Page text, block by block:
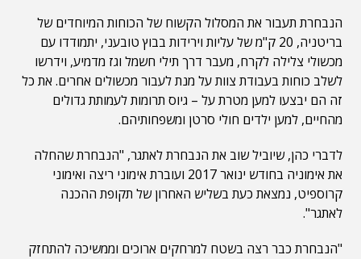
הנבחרת תעבור את המסלול הקשוח של הכוחות המיוחדים של
בריטניה, 20 ק"מ של עליות וירידות בבוץ טובעני, יתמודדו עם
מכשולי צלילה לקרח, מעבר דרך תילי חשמל וגז מדמיע, וידרשו
לשלב כוחות בעבודת צוות על מנת לעבור מכשולים אחרים. את כל
זה הם יבצעו למען מטרת על – גיוס תרומות לעמותת גדולים
מהחיים, למען ילדים חולי סרטן ומשפחותיהם.
לדברי כהן, שיוביל שוב את הנבחרת לאתגר, "הנבחרת שהחלה
את אימוניה בחודש ינואר 2017 ועוברת אימוני ריצה ואימוני
קרוספיט, נמצאת כעת בשליש האחרון של תקופת ההכנה
לאתגר".
"הנבחרת כבר רצה בשטח למרחקים ארוכים וממשיכה להתחזק